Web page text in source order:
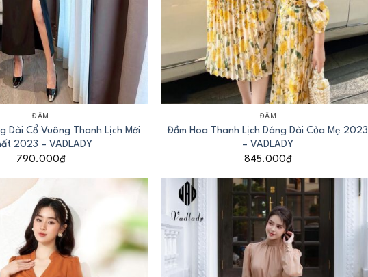
ĐẦM
Dài Cổ Vuông Thanh Lịch Mới
2023 – VADLADY
790.000₫
ĐẦM
Đầm Hoa Thanh Lịch Dáng Dài Của Mẹ 2023
– VADLADY
845.000₫